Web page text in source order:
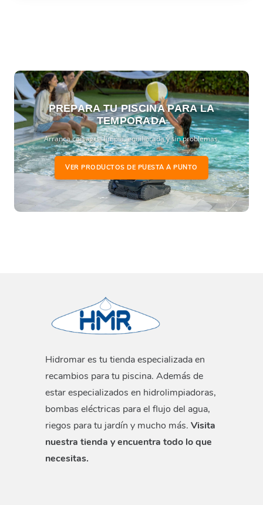
PREPARA TU PISCINA PARA LA
TEMPORADA
Arranca con agua limpia, equilibrada y sin problemas.
VER PRODUCTOS DE PUESTA A PUNTO
Hidromar es tu tienda especializada en
recambios para tu piscina. Además de
estar especializados en hidrolimpiadoras,
bombas eléctricas para el flujo del agua,
riegos para tu jardín y mucho más. Visita
nuestra tienda y encuentra todo lo que
necesitas.